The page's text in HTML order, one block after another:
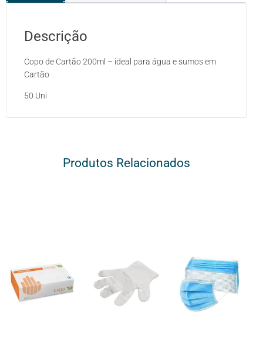
Descrição
Copo de Cartão 200ml – ideal para água e sumos em
Cartão
50 Uni
Produtos Relacionados